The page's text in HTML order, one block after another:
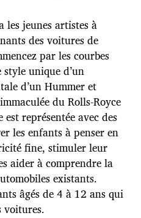
les jeunes artistes à
des voitures de
par les courbes
unique d’un
d’un Hummer et
du Rolls-Royce
représentée avec des
les enfants à penser en
fine, stimuler leur
aider à comprendre la
existants.
âgés de 4 à 12 ans qui
voitures.